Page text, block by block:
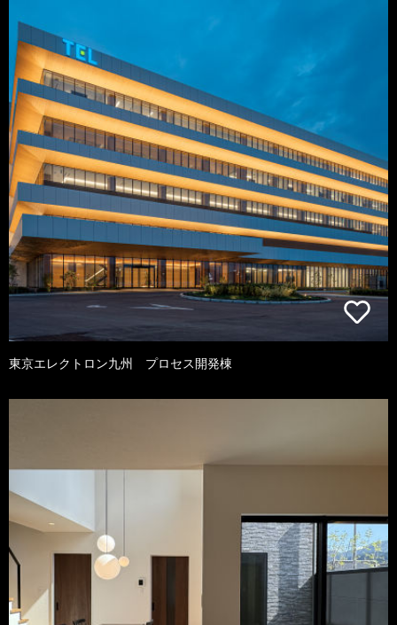
東京エレクトロン九州 プロセス開発棟